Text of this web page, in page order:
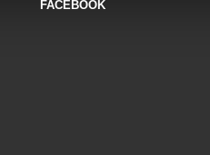
FACEBOOK